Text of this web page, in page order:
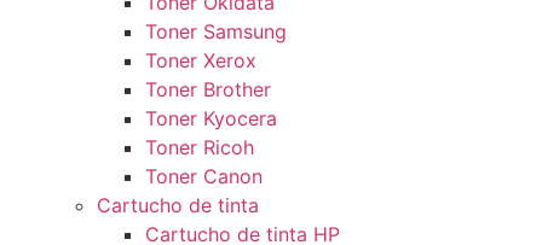
Toner Samsung
Toner Xerox
Toner Brother
Toner Kyocera
Toner Ricoh
Toner Canon
Cartucho de tinta
Cartucho de tinta HP